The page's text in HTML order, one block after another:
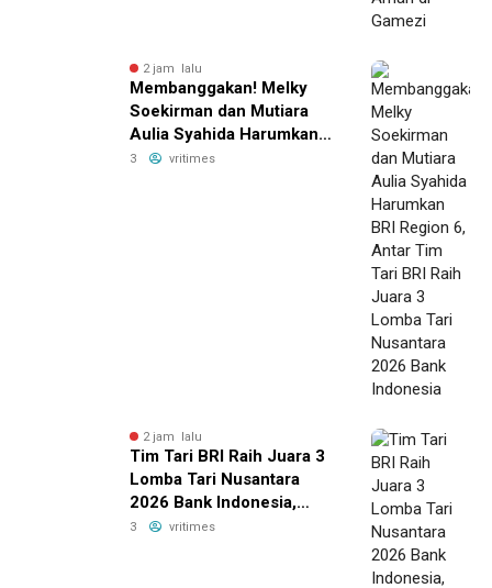
2 jam lalu
Membanggakan! Melky
Soekirman dan Mutiara
Aulia Syahida Harumkan
BRI Region 6, Antar Tim
3 vritimes
2 jam lalu
Tim Tari BRI Raih Juara 3
Lomba Tari Nusantara
2026 Bank Indonesia,
Harumkan Nama
3 vritimes